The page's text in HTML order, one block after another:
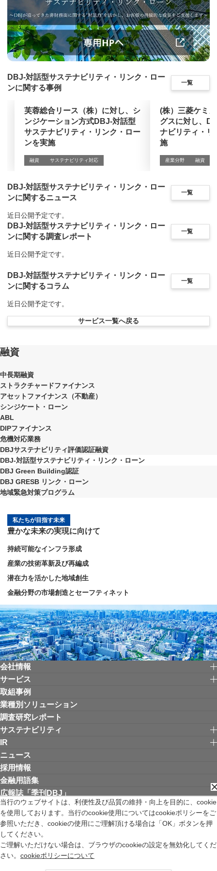
当行のウェブサイトは、利便性及び品質の維持・向上を目的に、cookie
を使用しております。当行のcookie使用についてはcookieポリシーをご
参照いただき、cookieの使用にご理解頂ける場合は「OK」ボタンを押
してください。
ご理解いただけない場合は、ブラウザのcookieの設定を無効化してくだ
さい。 cookieポリシーについて
DBJ-対話型サステナビリティ・リンク・ロー
ンに関する事例
一覧
芙蓉総合リース（株）に対し、シ
ンジケーション方式DBJ-対話型
サステナビリティ・リンク・ロー
ンを実施
融資 サステナビリティ対応
(株）三菱ケミ
グスに対し、
ナビリティ・リ
施
産業分野 融資
DBJ-対話型サステナビリティ・リンク・ロー
ンに関するニュース
一覧
近日公開予定です。
DBJ-対話型サステナビリティ・リンク・ロー
ンに関する調査レポート
一覧
近日公開予定です。
DBJ-対話型サステナビリティ・リンク・ロー
ンに関するコラム
一覧
近日公開予定です。
サービス一覧へ戻る
融資
中長期融資
ストラクチャードファイナンス
アセットファイナンス（不動産）
シンジケート・ローン
ABL
DIPファイナンス
危機対応業務
DBJサステナビリティ評価認証融資
DBJ-対話型サステナビリティ・リンク・ローン
DBJ Green Building認証
DBJ GRESB リンク・ローン
地域緊急対策プログラム
私たちが目指す未来
豊かな未来の実現に向けて
持続可能なインフラ形成
産業の技術革新及び再編成
潜在力を活かした地域創生
金融分野の市場創造とセーフティネット
会社情報
サービス
取組事例
業種別ソリューション
調査研究レポート
サステナビリティ
IR
ニュース
採用情報
金融用語集
広報誌「季刊DBJ」
リンク集 お問い合わせ サイトご利用にあたって 個人情報保護方針
ウェブアクセシビリティ方針
金融商品取引法の特定投資家制度に関する「期限日」について
苦情等受付窓口 サイトマップ English